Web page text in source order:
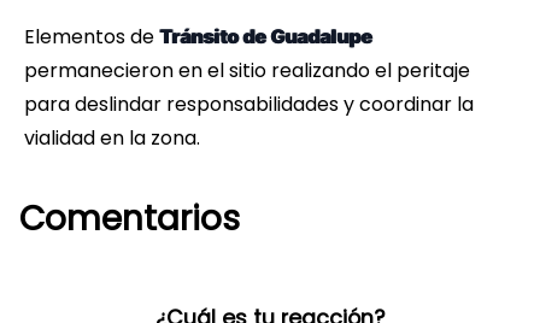
Elementos de Tránsito de Guadalupe
permanecieron en el sitio realizando el peritaje
para deslindar responsabilidades y coordinar la
vialidad en la zona.
Comentarios